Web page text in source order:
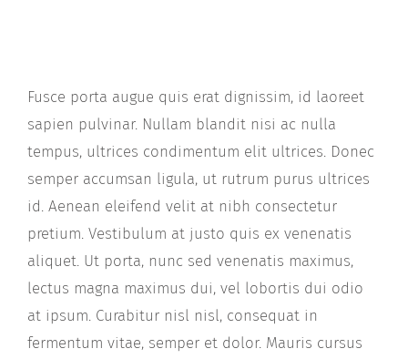
Fusce porta augue quis erat dignissim, id laoreet
sapien pulvinar. Nullam blandit nisi ac nulla
tempus, ultrices condimentum elit ultrices. Donec
semper accumsan ligula, ut rutrum purus ultrices
id. Aenean eleifend velit at nibh consectetur
pretium. Vestibulum at justo quis ex venenatis
aliquet. Ut porta, nunc sed venenatis maximus,
lectus magna maximus dui, vel lobortis dui odio
at ipsum. Curabitur nisl nisl, consequat in
fermentum vitae, semper et dolor. Mauris cursus